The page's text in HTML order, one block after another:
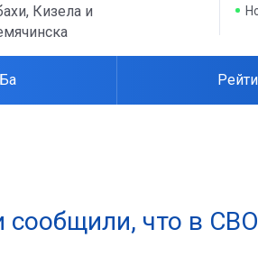
Кизела и
сообщили, что в